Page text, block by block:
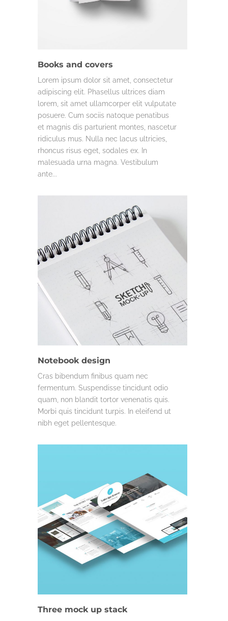
Books and covers
Lorem ipsum dolor sit amet, consectetur
adipiscing elit. Phasellus ultrices diam
lorem, sit amet ullamcorper elit vulputate
posuere. Cum sociis natoque penatibus
et magnis dis parturient montes, nascetur
ridiculus mus. Nulla nec lacus ultricies,
rhoncus risus eget, sodales ex. In
malesuada urna magna. Vestibulum
ante...
MISC.
Notebook design
Cras bibendum finibus quam nec
fermentum. Suspendisse tincidunt odio
quam, non blandit tortor venenatis quis.
Morbi quis tincidunt turpis. In eleifend ut
nibh eget pellentesque.
Three mock up stack